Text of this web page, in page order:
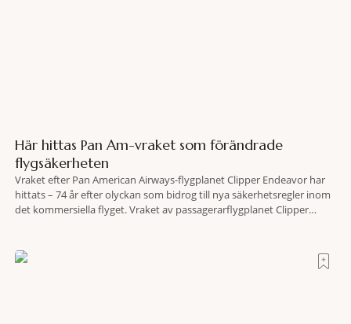
Här hittas Pan Am-vraket som förändrade
flygsäkerheten
Vraket efter Pan American Airways-flygplanet Clipper Endeavor har
hittats – 74 år efter olyckan som bidrog till nya säkerhetsregler inom
det kommersiella flyget. Vraket av passagerarflygplanet Clipper
lokaliserades den 2 juni i år med hjälp